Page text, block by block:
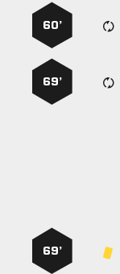
60’
69’
69’